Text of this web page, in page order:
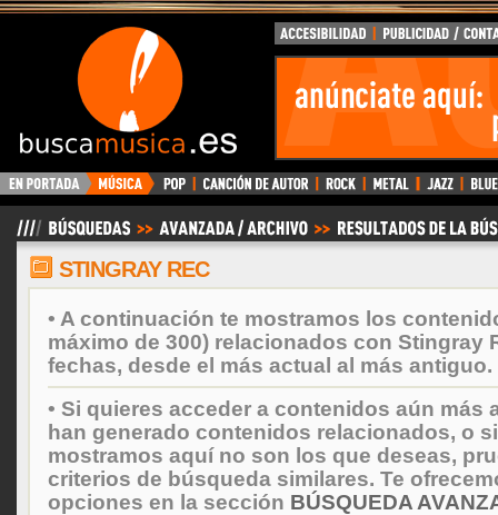
BuscaMusica.es
STINGRAY REC
• A continuación te mostramos los
máximo de 300) relacionados con Stingray
fechas, desde el más actual al más antiguo.
• Si quieres acceder a contenidos aún más
han generado contenidos relacionados, o
mostramos aquí no son los que deseas,
criterios de búsqueda similares. Te
opciones en la sección BÚSQUEDA